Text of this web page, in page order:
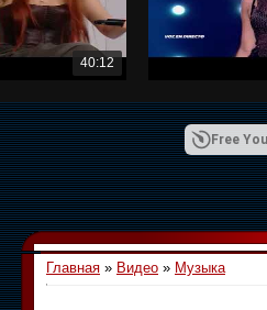
40:12
Free
Главная » Видео » Музыка